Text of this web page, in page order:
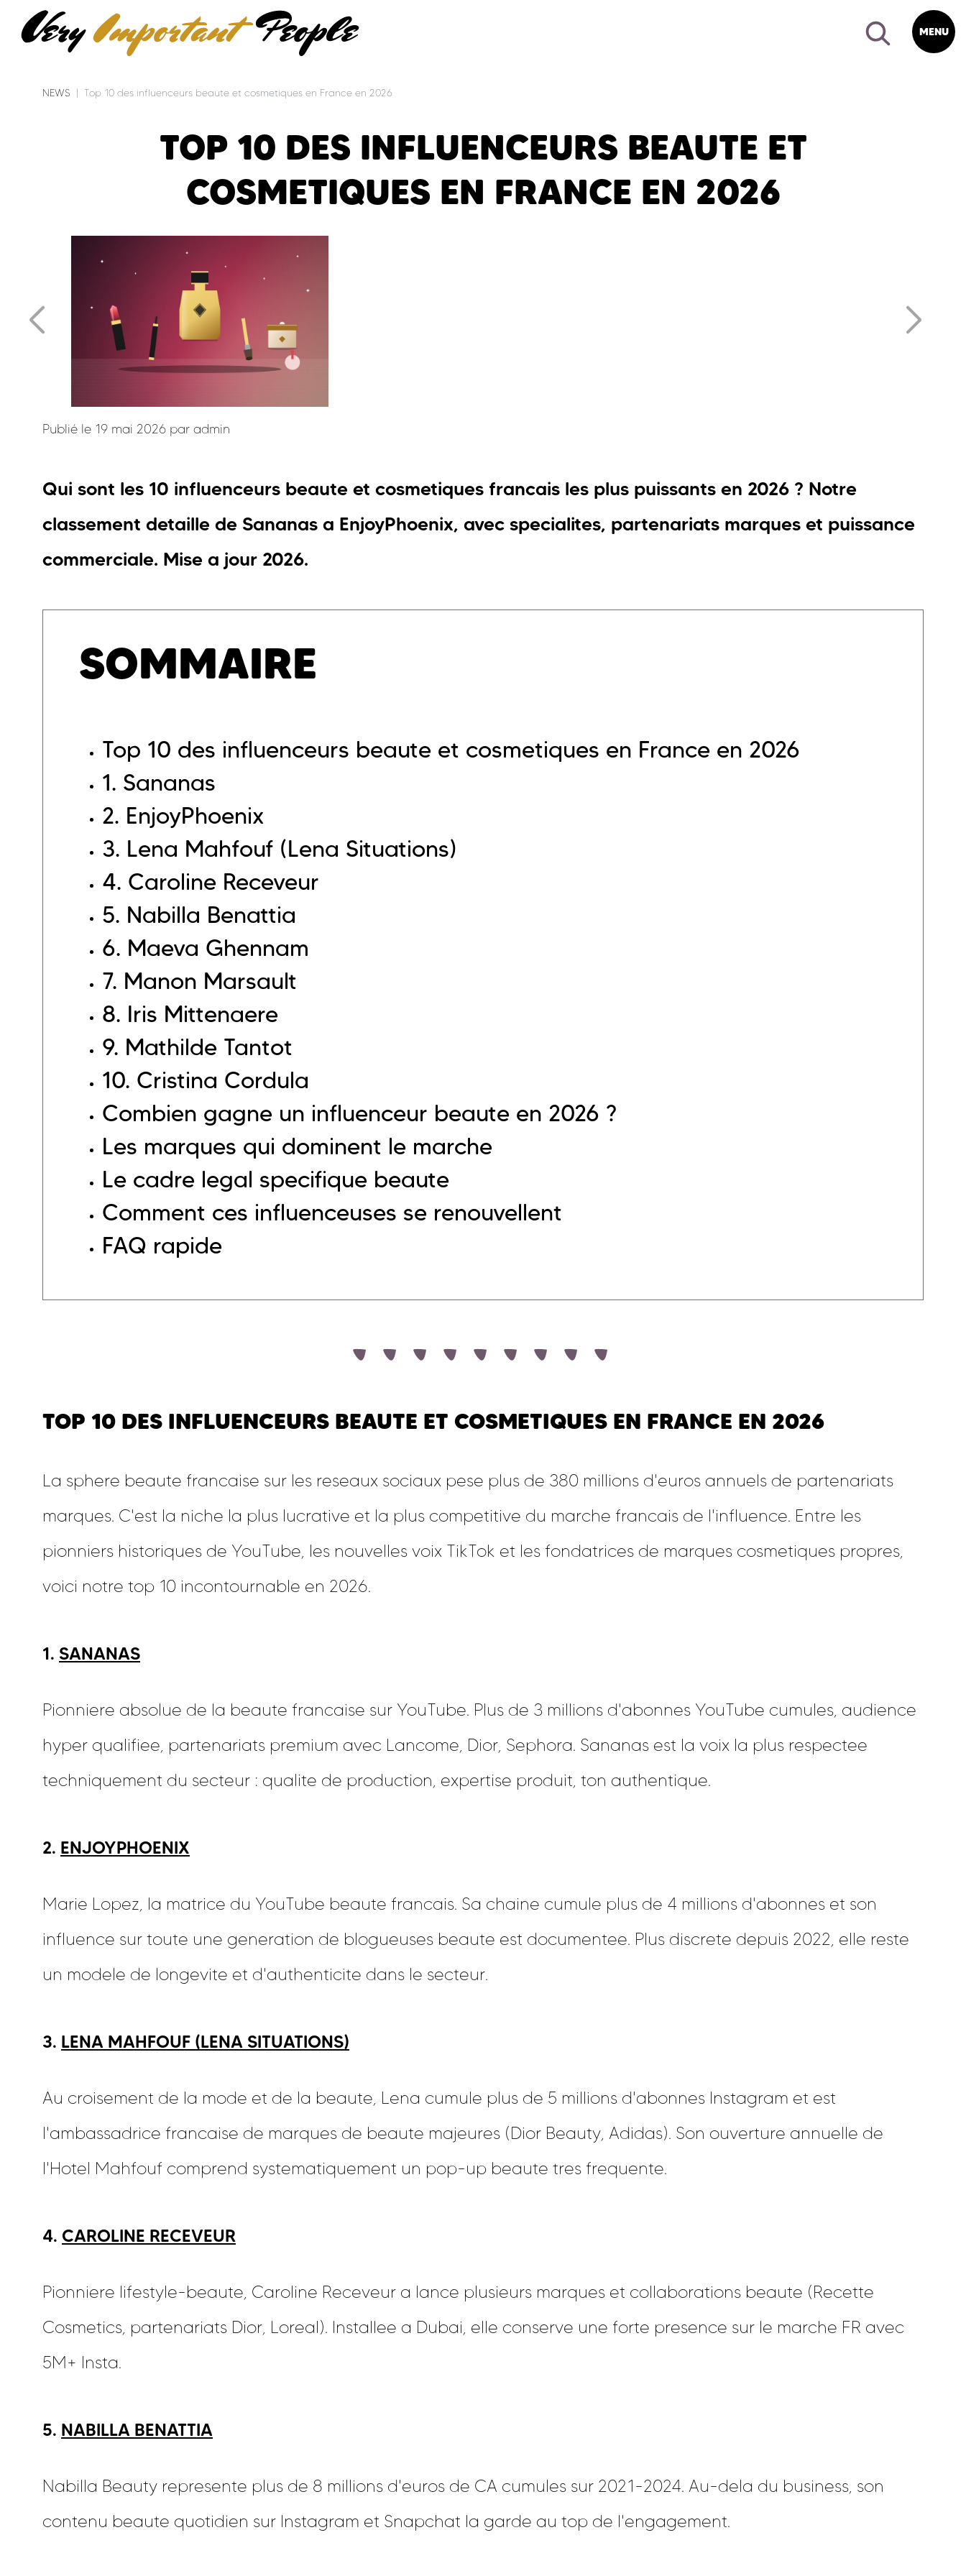
MENU
NEWS Top 10 des influenceurs beaute et cosmetiques en France en 2026
TOP 10 DES INFLUENCEURS BEAUTE ET
COSMETIQUES EN FRANCE EN 2026
Publié le 19 mai 2026 par admin
Qui sont les 10 influenceurs beaute et cosmetiques francais les plus puissants en 2026 ? Notre
classement detaille de Sananas a EnjoyPhoenix, avec specialites, partenariats marques et puissance
commerciale. Mise a jour 2026.
SOMMAIRE
Top 10 des influenceurs beaute et cosmetiques en France en 2026
1. Sananas
2. EnjoyPhoenix
3. Lena Mahfouf (Lena Situations)
4. Caroline Receveur
5. Nabilla Benattia
6. Maeva Ghennam
7. Manon Marsault
8. Iris Mittenaere
9. Mathilde Tantot
10. Cristina Cordula
Combien gagne un influenceur beaute en 2026 ?
Les marques qui dominent le marche
Le cadre legal specifique beaute
Comment ces influenceuses se renouvellent
FAQ rapide
TOP 10 DES INFLUENCEURS BEAUTE ET COSMETIQUES EN FRANCE EN 2026
La sphere beaute francaise sur les reseaux sociaux pese plus de 380 millions d'euros annuels de partenariats
marques. C'est la niche la plus lucrative et la plus competitive du marche francais de l'influence. Entre les
pionniers historiques de YouTube, les nouvelles voix TikTok et les fondatrices de marques cosmetiques propres,
voici notre top 10 incontournable en 2026.
1. SANANAS
Pionniere absolue de la beaute francaise sur YouTube. Plus de 3 millions d'abonnes YouTube cumules, audience
hyper qualifiee, partenariats premium avec Lancome, Dior, Sephora. Sananas est la voix la plus respectee
techniquement du secteur : qualite de production, expertise produit, ton authentique.
2. ENJOYPHOENIX
Marie Lopez, la matrice du YouTube beaute francais. Sa chaine cumule plus de 4 millions d'abonnes et son
influence sur toute une generation de blogueuses beaute est documentee. Plus discrete depuis 2022, elle reste
un modele de longevite et d'authenticite dans le secteur.
3. LENA MAHFOUF (LENA SITUATIONS)
Au croisement de la mode et de la beaute, Lena cumule plus de 5 millions d'abonnes Instagram et est
l'ambassadrice francaise de marques de beaute majeures (Dior Beauty, Adidas). Son ouverture annuelle de
l'Hotel Mahfouf comprend systematiquement un pop-up beaute tres frequente.
4. CAROLINE RECEVEUR
Pionniere lifestyle-beaute, Caroline Receveur a lance plusieurs marques et collaborations beaute (Recette
Cosmetics, partenariats Dior, Loreal). Installee a Dubai, elle conserve une forte presence sur le marche FR avec
5M+ Insta.
5. NABILLA BENATTIA
Nabilla Beauty represente plus de 8 millions d'euros de CA cumules sur 2021-2024. Au-dela du business, son
contenu beaute quotidien sur Instagram et Snapchat la garde au top de l'engagement.